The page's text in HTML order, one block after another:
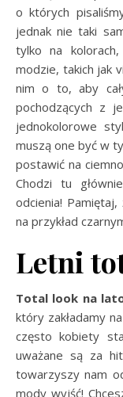
o których
jednak nie taki
tylko na
modzie, takich jak
nim o to, aby
pochodzących z
jednokolorowe
muszą one być w
postawić na
Chodzi tu
odcienia!
na przykład
Letni
Total look na
który zakładamy
często kobiety
uważane są za
towarzyszy nam
mody wyjść!